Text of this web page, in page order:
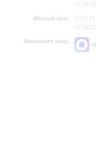
+7
Малый зал:
+7
Напишите нам: